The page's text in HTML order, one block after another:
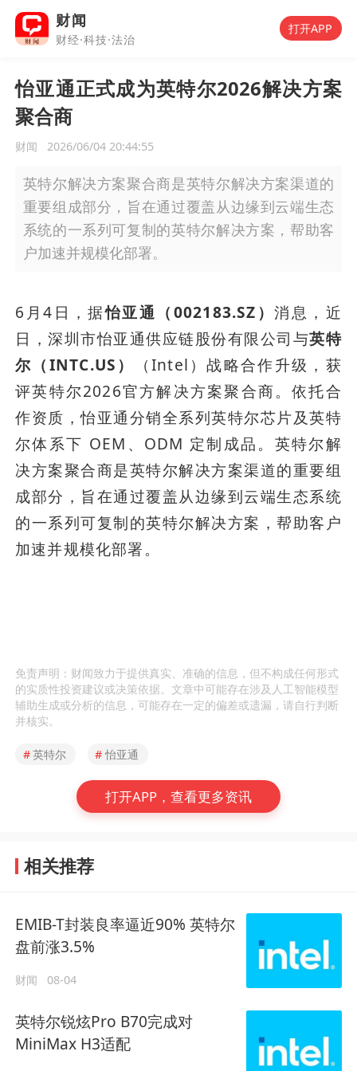
财闻
财经·科技·法治
打开APP
怡亚通正式成为英特尔2026解决方案
聚合商
财闻 2026/06/04 20:44:55
英特尔解决方案聚合商是英特尔解决方案渠道的
重要组成部分，旨在通过覆盖从边缘到云端生态
系统的一系列可复制的英特尔解决方案，帮助客
户加速并规模化部署。
6月4日，据怡亚通（002183.SZ）消息，近
日，深圳市怡亚通供应链股份有限公司与英特
尔（INTC.US）
（Intel）战略合作升级，获
评英特尔2026官方解决方案聚合商。依托合
作资质，怡亚通分销全系列英特尔芯片及英特
尔体系下 OEM、ODM 定制成品。英特尔解
决方案聚合商是英特尔解决方案渠道的重要组
成部分，旨在通过覆盖从边缘到云端生态系统
的一系列可复制的英特尔解决方案，帮助客户
加速并规模化部署。
免责声明：财闻致力于提供真实、准确的信息，但不构成任何形式
的实质性投资建议或决策依据。文章中可能存在涉及人工智能模型
辅助生成或分析的信息，可能存在一定的偏差或遗漏，请自行判断
并核实。
#英特尔 #怡亚通
打开APP，查看更多资讯
相关推荐
EMIB-T封装良率逼近90% 英特尔
盘前涨3.5%
财闻 08-04
英特尔锐炫Pro B70完成对
MiniMax H3适配